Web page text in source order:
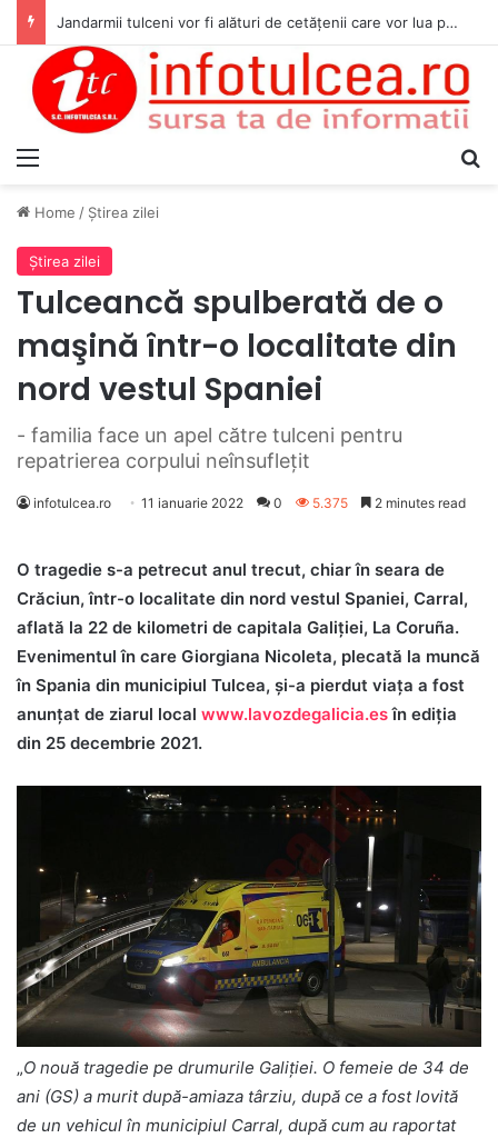
Jandarmii tulceni vor fi alături de cetățenii care vor lua parte la Festivalul Folk Țestos
Home / Ştirea zilei
Ştirea zilei
Tulceancă spulberată de o
maşină într-o localitate din
nord vestul Spaniei
- familia face un apel către tulceni pentru
repatrierea corpului neînsufleţit
infotulcea.ro 11 ianuarie 2022 0 5.375 2 minutes read
O tragedie s-a petrecut anul trecut, chiar în seara de
Crăciun, într-o localitate din nord vestul Spaniei, Carral,
aflată la 22 de kilometri de capitala Galiţiei, La Coruña.
Evenimentul în care Giorgiana Nicoleta, plecată la muncă
în Spania din municipiul Tulcea, şi-a pierdut viaţa a fost
anunţat de ziarul local www.lavozdegalicia.esîn ediţia
din 25 decembrie 2021.
„O nouă tragedie pe drumurile Galiției. O femeie de 34 de
ani (GS) a murit după-amiaza târziu, după ce a fost lovită
de un vehicul în municipiul Carral, după cum au raportat